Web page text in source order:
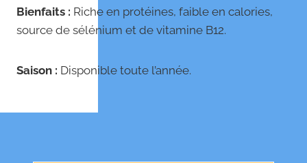
Bienfaits : Riche en protéines, faible en calories,
source de sélénium et de vitamine B12.
Saison : Disponible toute l’année.